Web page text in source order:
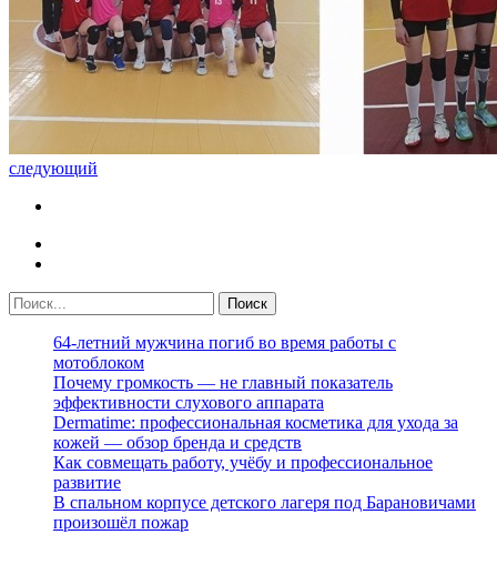
следующий
64-летний мужчина погиб во время работы с
мотоблоком
Почему громкость — не главный показатель
эффективности слухового аппарата
Dermatime: профессиональная косметика для ухода за
кожей — обзор бренда и средств
Как совмещать работу, учёбу и профессиональное
развитие
В спальном корпусе детского лагеря под Барановичами
произошёл пожар